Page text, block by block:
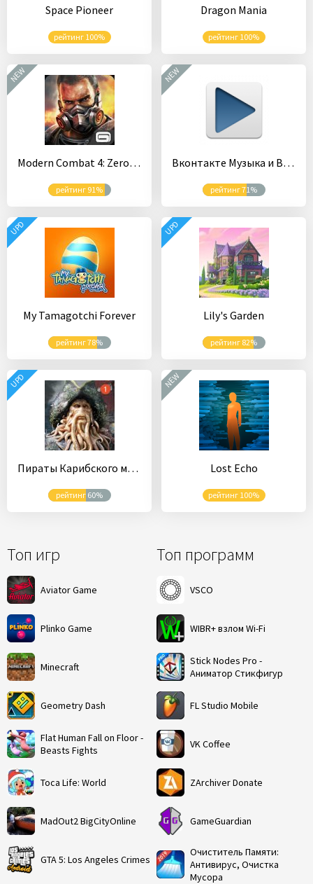
Топ игр
Aviator Game
Plinko Game
Minecraft
Geometry Dash
Flat Human Fall on Floor -
Beasts Fights
Toca Life: World
MadOut2 BigCityOnline
GTA 5: Los Angeles Crimes
Топ программ
VSCO
WIBR+ взлом Wi-Fi
Stick Nodes Pro -
Аниматор Стикфигур
FL Studio Mobile
VK Coffee
ZArchiver Donate
GameGuardian
Очиститель Памяти:
Антивирус, Очистка
Мусора
Space Pioneer
рейтинг 100%
Dragon Mania
рейтинг 100%
Modern Combat 4: Zero Hour
рейтинг 91%
NEW
Вконтакте Музыка и Видео
рейтинг 71%
NEW
My Tamagotchi Forever
рейтинг 78%
UPD
Lily's Garden
рейтинг 82%
UPD
Пираты Карибского моря
рейтинг 60%
UPD
Lost Echo
рейтинг 100%
NEW